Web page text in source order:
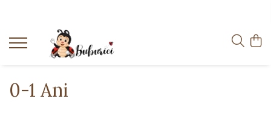
Categorii
Interactive
0-1 Ani